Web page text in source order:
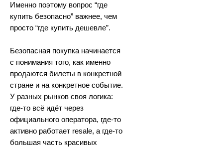
Именно поэтому вопрос “где
купить безопасно” важнее, чем
просто “где купить дешевле”.
Безопасная покупка начинается
с понимания того, как именно
продаются билеты в конкретной
стране и на конкретное событие.
У разных рынков своя логика:
где-то всё идёт через
официального оператора, где-то
активно работает resale, а где-то
большая часть красивых